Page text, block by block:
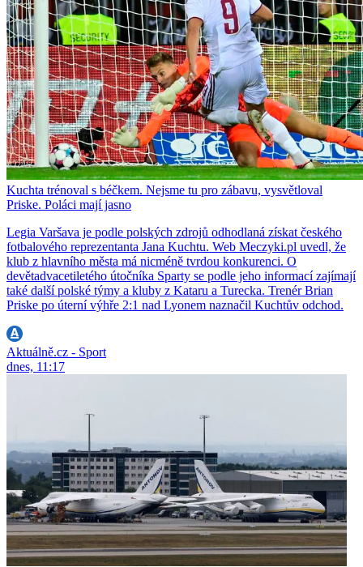
Kuchta trénoval s béčkem. Nejsme tu pro zábavu, vysvětloval
Priske. Poláci mají jasno
Legia Varšava je podle polských zdrojů odhodlaná získat českého
fotbalového reprezentanta Jana Kuchtu. Web Meczyki.pl uvedl, že
klub z hlavního města má nicméně tvrdou konkurenci. O
devětadvacetiletého útočníka Sparty se podle jeho informací zajímají
také další polské týmy a kluby z Kataru a Turecka. Trenér Brian
Priske po úterní výhře 2:1 nad Lyonem naznačil Kuchtův odchod.
Aktuálně.cz - Sport
dnes, 11:17